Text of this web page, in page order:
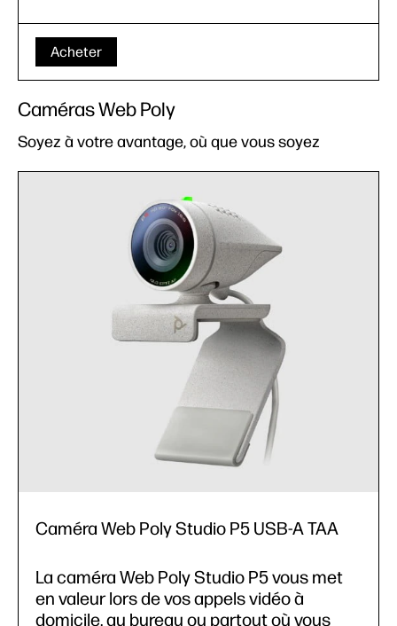
Acheter
Caméras Web Poly
Soyez à votre avantage, où que vous soyez
Caméra Web Poly Studio P5 USB-A TAA
La caméra Web Poly Studio P5 vous met
en valeur lors de vos appels vidéo à
domicile, au bureau ou partout où vous